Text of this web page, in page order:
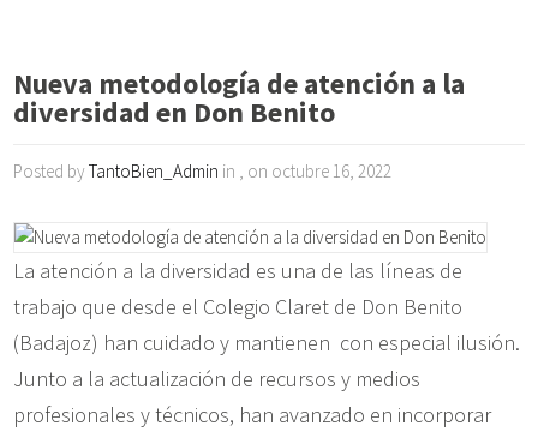
Nueva metodología de atención a la
diversidad en Don Benito
Posted byTantoBien_Admin in , on octubre 16, 2022
La atención a la diversidad es una de las líneas de
trabajo que desde el Colegio Claret de Don Benito
(Badajoz) han cuidado y mantienen con especial ilusión.
Junto a la actualización de recursos y medios
profesionales y técnicos, han avanzado en incorporar